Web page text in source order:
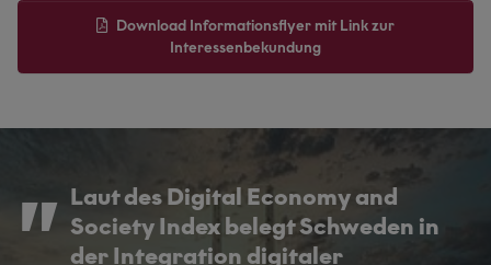
Download Informationsflyer mit Link zur
Interessenbekundung
Laut des Digital Economy and
Society Index belegt Schweden in
der Integration digitaler